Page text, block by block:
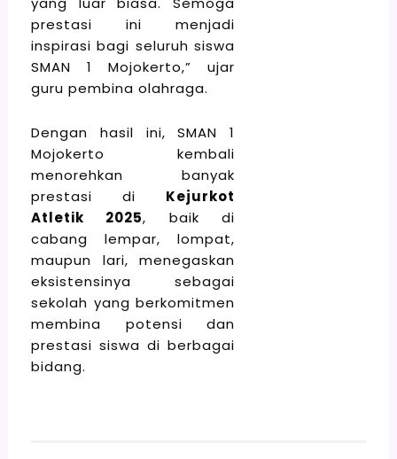
prestasi ini menjadi
inspirasi bagi seluruh siswa
SMAN 1 Mojokerto,” ujar
guru pembina olahraga.
Dengan hasil ini, SMAN 1
Mojokerto kembali
menorehkan banyak
prestasi di Kejurkot
Atletik 2025, baik di
cabang lempar, lompat,
maupun lari, menegaskan
eksistensinya sebagai
sekolah yang berkomitmen
membina potensi dan
prestasi siswa di berbagai
bidang.